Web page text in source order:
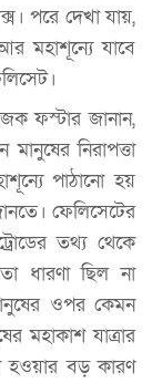
পরে দেখা যায়,
মহাশূন্যে যাবে
ফস্টার জানান,
নিরাপত্তা
পাঠানো হয়
ফেলিসেটের
তথ্য থেকে
ধারণা ছিল না
ওপর কেমন
মহাকাশ যাত্রার
হওয়ার বড় কারণ